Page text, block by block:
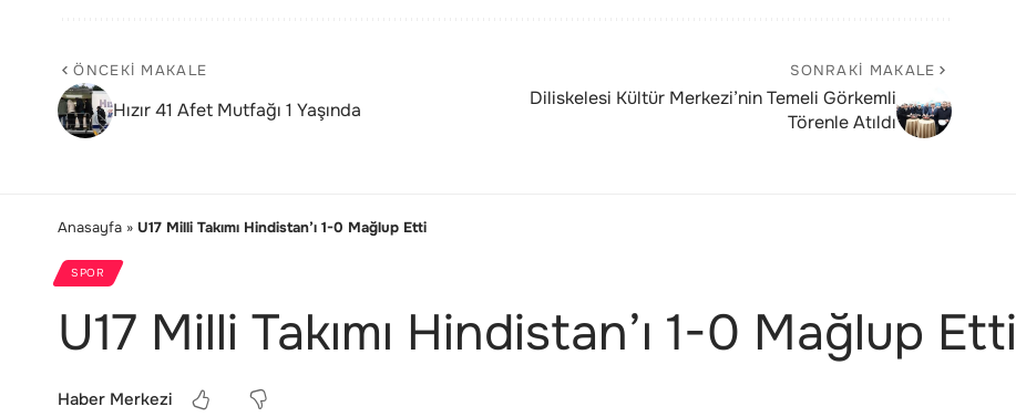
ÖNCEKI MAKALE
Hızır 41 Afet Mutfağı 1 Yaşında
SONRAKI MAKALE
Diliskelesi Kültür Merkezi’nin Temeli Görkemli
Törenle Atıldı
Anasayfa » U17 Milli Takımı Hindistan’ı 1-0 Mağlup Etti
SPOR
U17 Milli Takımı Hindistan’ı 1-0 Mağlup Etti
Haber Merkezi